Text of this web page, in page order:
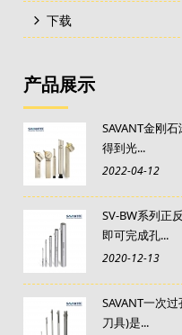
下载
产品展示
SAVANT金刚
得到光...
2022-04-12
SV-BW系列正
即可完成孔...
2020-12-13
SAVANT一次
刀具)是...